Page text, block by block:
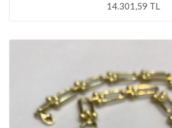
14.301,59 TL